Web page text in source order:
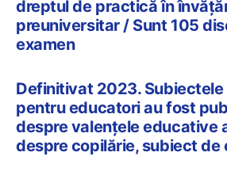
dreptul de practică în
preuniversitar / Sunt 105
examen
Definitivat 2023. Subiectele
pentru educatori au fost
despre valențele educative
despre copilărie, subiect de